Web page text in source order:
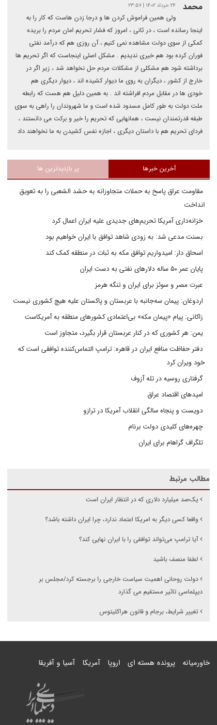
محمد ۲۴ خرداد ۱۴۰۲ | ۲۳:۵۷
ولی همین فراموش کردن ها و درجا زدن هاست که کار را به
اینجا رسانده است ، در ثانی ، امروز که فشار تحریم امان مردم را بریده
کمکی از سوی دولت مشاهده نمی کنیم ، آن روزی هم که درآمد نفتی
فوران کرده بود هم خیری ندیدیم . مشکل اصلی اینجاست که اگر تحریم ها
برداشته شود هم مشکلی از مشکلات مردم حل نخواهد شد ، زیر اگر در
خارج از کشور ، دیگران به روی ما دیوار کشیده اند ، دیوار دیگری هم
خودی ها در مقابل مردم افراشته اند . به همین دلیل هم هست که رابطه
ملت دولت به طور کامل مسدود شده است و ما شهروندان را راهی به سوی
طبقه قدرتمندان نیست ، همانهایی که تحریم را خیر و برکت می دانستند ،
فردای تحریم هم با داستان دیگری ، اجازه نفس کشیدن به ما نخواهند داد
آخرین خبرها پر بازدیدترین ها
مقاومت عراق پاسخ به حملات متجاوزانه به حشد الشعبی را به تعویق
انداخت
خزانه‌داری آمریکا تحریم‌های جدیدی علیه ایران اعمال کرد
بسنت مدعی شد: به زودی شاهد توافق با ایران خواهیم بود
اسحاق دار: امیدواریم توافق مکه به ثبات در منطقه کمک کند
پایان عمر ۵۰ ساله دلارهای نفتی به دست ایران
عبرت مصر و سوئز برای ایران و تنگه هرمز
اردوغان: پیمان سه‌جانبه با عربستان و پاکستان علیه هیچ کشوری نیست
زاکانی: پیام «پیمان مکه» بی‌اعتمادی کشورهای منطقه به آمریکاست
یمن: هر کشوری که در کنار عربستان قرار بگیرد، متجاوز است
دفتر حفاظت منافع ایران در قاهره: ترامپ التماس‌کننده توافقی است که
خود ویران کرد
گرفتاری روسیه در تله آزوف
امیدهای اقتصاد عراق
دویست و پنجاه سالگی انقلاب آمریکا در ترازو
چهره‌های کلیدی دولت برنام
تلگراف گراهام برای ایران
مطالب مرتبط
یک‌صد میلیارد دلاری که در انتظار ایران است
واقعا کسی دیگر به امریکا اعتماد ندارد، چرا ایران داشته باشد؟
آیا ترامپ می‌تواند توافقی را با ایران نهایی کند؟
لطفا منصف باشید
دولت روحانی اهمیت سیاست خارجی را برجسته کرد/مجلس بر
دیپلماسی تاثیر مستقیم می گذارد
تغییر شرایط، برجام و قانون هراکلیتوس
خاورمیانه پرونده هسته ای اروپا آمریکا آسیا و آفریقا